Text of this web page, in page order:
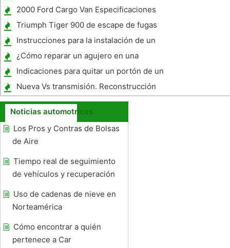
transmisión
2000 Ford Cargo Van Especificaciones
Triumph Tiger 900 de escape de fugas
Instrucciones para la instalación de un
regulador de presión de combustible en un
Civic
¿Cómo reparar un agujero en una
Silenciador
Indicaciones para quitar un portón de un
2007 Dodge Ram 1500 Mega Cab SLT
Nueva Vs transmisión. Reconstrucción
Noticias automotrices
Los Pros y Contras de Bolsas
de Aire
Tiempo real de seguimiento
de vehículos y recuperación
Uso de cadenas de nieve en
Norteamérica
Cómo encontrar a quién
pertenece a Car